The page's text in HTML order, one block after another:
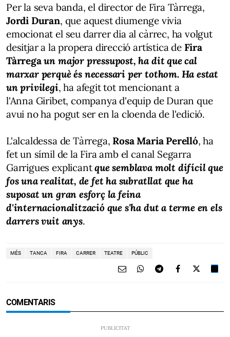
Per la seva banda, el director de Fira Tàrrega,
Jordi Duran, que aquest diumenge vivia
emocionat el seu darrer dia al càrrec, ha volgut
desitjar a la propera direcció artística de Fira
Tàrrega un major pressupost, ha dit que cal
marxar perquè és necessari per tothom. Ha estat
un privilegi, ha afegit tot mencionant a
l'Anna Giribet, companya d'equip de Duran que
avui no ha pogut ser en la cloenda de l'edició.
L'alcaldessa de Tàrrega, Rosa Maria Perelló, ha
fet un símil de la Fira amb el canal Segarra
Garrigues explicantque semblava molt difícil que
fos una realitat, de fet ha subratllat que ha
suposat un gran esforç la feina
d'internacionalització que s'ha dut a terme en els
darrers vuit anys.
MÉS TANCA FIRA CARRER TEATRE PÚBLIC
COMENTARIS